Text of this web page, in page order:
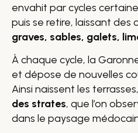
envahit par cycles
puis se retire, laissant des
graves, sables, galets,
À chaque cycle, la
et dépose de nouvelles
Ainsi naissent les terrasses,
des strates, que l’on
dans le paysage